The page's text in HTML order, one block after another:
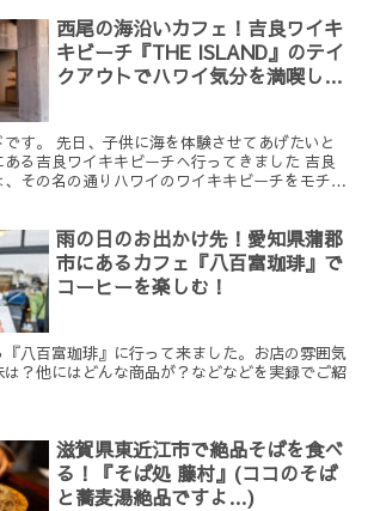
西尾の海沿いカフェ！吉良ワイキ
キビーチ『THE ISLAND』のテイ
クアウトでハワイ気分を満喫して
す。 先日、子供に海を体験させてあげたいと
る吉良ワイキキビーチへ行ってきました 吉良
その名の通りハワイのワイキキビーチをモチー
雨の日のお出かけ先！愛知県蒲郡
市にあるカフェ『八百富珈琲』で
コーヒーを楽しむ！
八百富珈琲』に行って来ました。お店の雰囲気
？他にはどんな商品が？などなどを実録でご紹
滋賀県東近江市で絶品そばを食べ
る！『そば処 藤村』(ココのそば
と蕎麦湯絶品ですよ…)